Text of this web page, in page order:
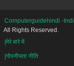
Computerguidehindi -
All Rights Reserved.
|मेरे बारे में
|गोपनीयता नीति